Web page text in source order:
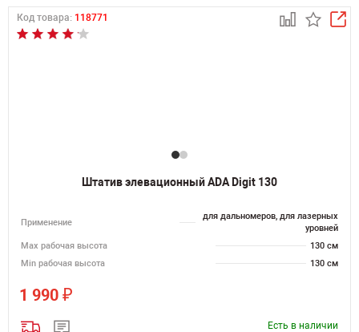
Код товара: 118771
Штатив элевационный ADA Digit 130
Применение
для дальномеров, для лазерных
уровней
Мах рабочая высота
130 см
Min рабочая высота
130 см
1 990 ₽
Есть в наличии